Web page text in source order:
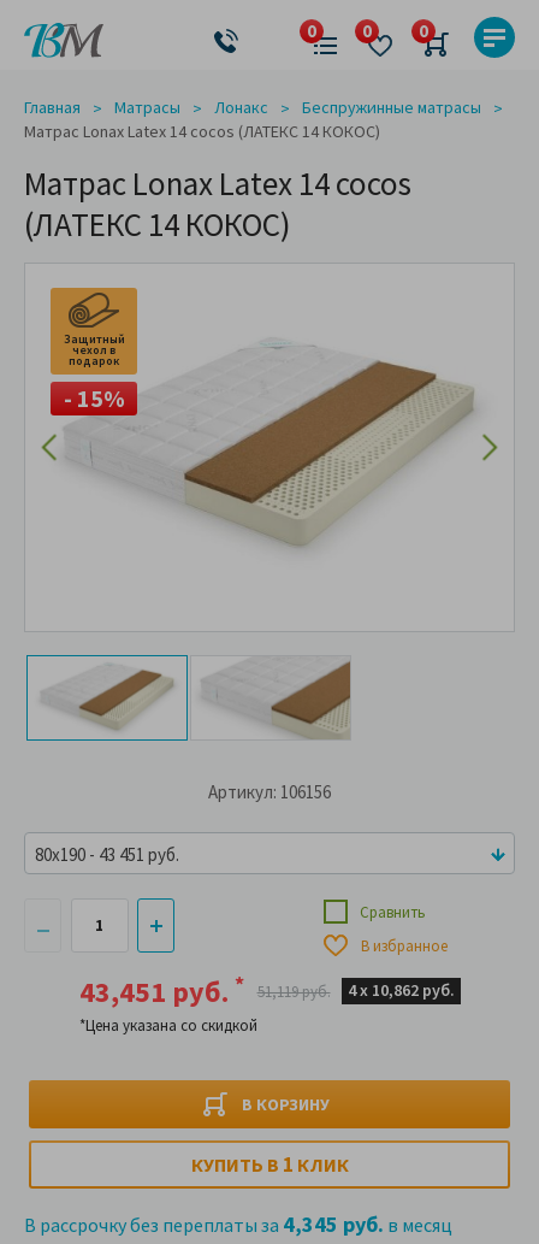
Главная Матрасы Лонакс
Беспружинные матрасы
Матрас Lonax Latex 14 cocos (ЛАТЕКС 14 КОКОС)
Матрас Lonax Latex 14 cocos
(ЛАТЕКС 14 КОКОС)
Защитный
чехол в
подарок
- 15%
Артикул: 106156
43,451 руб. *
*Цена указана со скидкой
51,119 руб. 4 х 10,862 руб.
В КОРЗИНУ
Сравнить
В избранное
КУПИТЬ В 1 КЛИК
В рассрочку без переплаты за 4,345 руб. в месяц
80x190 - 43 451 руб.